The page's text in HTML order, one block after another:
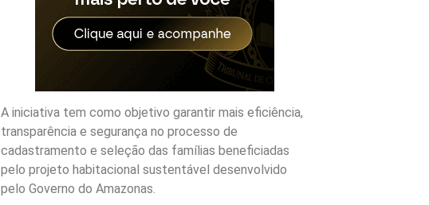
A iniciativa tem como objetivo garantir mais eficiência,
transparência e segurança no processo de
cadastramento e seleção das famílias beneficiadas
pelo projeto habitacional sustentável desenvolvido
pelo Governo do Amazonas.